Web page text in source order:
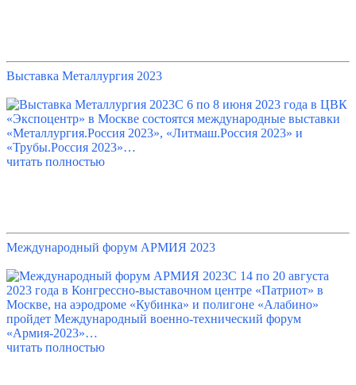
Выставка Металлургия 2023
С 6 по 8 июня 2023 года в ЦВК
«Экспоцентр» в Москве состоятся международные выставки
«Металлургия.Россия 2023», «Литмаш.Россия 2023» и
«Трубы.Россия 2023»…
читать полностью
Международный форум АРМИЯ 2023
С 14 по 20 августа
2023 года в Конгрессно-выставочном центре «Патриот» в
Москве, на аэродроме «Кубинка» и полигоне «Алабино»
пройдет Международный военно-технический форум
«Армия-2023»…
читать полностью